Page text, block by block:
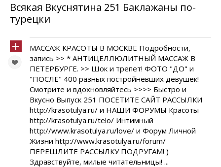
Всякая Вкуснятина 251 Баклажаны по-
турецки
МАССАЖ КРАСОТЫ В МОСКВЕ Подробности,
запись >> * АНТИЦЕЛЛЮЛИТНЫЙ МАССАЖ В
ПЕТЕРБУРГЕ. >> Шок и трепет! ФОТО "ДО" и
"ПОСЛЕ" 400 разных постройневших девушек!
Смотрите и вдохновляйтесь >>>> Быстро и
Вкусно Выпуск 251 ПОСЕТИТЕ САЙТ РАССЫЛКИ
http://krasotulya.ru/ и НАШИ ФОРУМЫ Красоты
http://krasotulya.ru/telo/ Интимный
http://www.krasotulya.ru/love/ и Форум Личной
Жизни http://www.krasotulya.ru/forum/
ПЕРЕШЛИТЕ РАССЫЛКУ ПОДРУГАМ! )
Здравствуйте, милые читательницы! ...